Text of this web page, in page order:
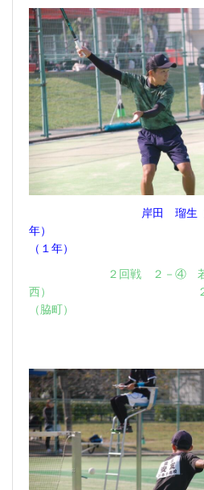
岸田 瑠生
年） 初
（１年）
２回戦 ２－④
西） ２回戦
（脇町）